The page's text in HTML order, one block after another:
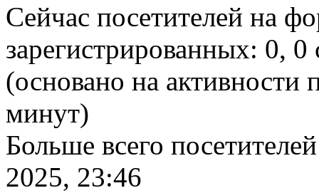
Сейчас посетителей на
зарегистрированных: 0,
(основано на активности
минут)
Больше всего
2025, 23:46